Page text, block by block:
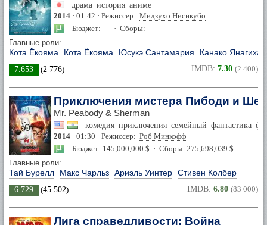
драма история аниме
2014 · 01:42 · Режиссер: Мидзухо Нисикубо
Бюджет: — · Сборы: —
Главные роли:
Кота Ёкояма Кота Ёкояма Юсукэ Сантамария Канако
7.653 (2 776) IMDB: 7.30 (2 400)
Приключения мистера Пибоди и
Mr. Peabody & Sherman
комедия приключения семейный фантастика
2014 · 01:30 · Режиссер: Роб Минкофф
Бюджет: 145,000,000 $ · Сборы: 275,698,039 $
Главные роли:
Тай Бурелл Макс Чарльз Ариэль Уинтер Стивен Колбер
6.729 (45 502) IMDB: 6.80 (83 000)
Лига справедливости: Война